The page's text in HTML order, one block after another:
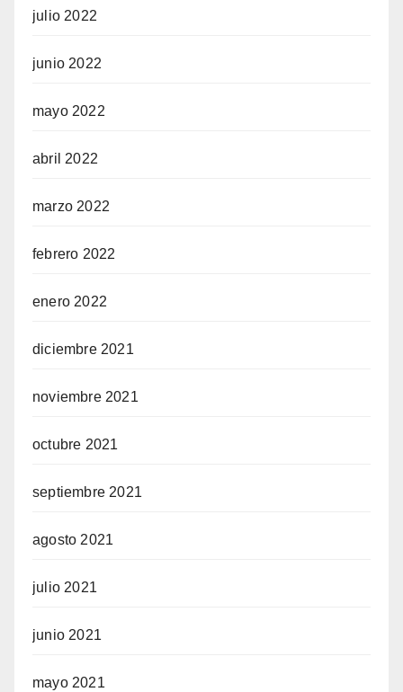
julio 2022
junio 2022
mayo 2022
abril 2022
marzo 2022
febrero 2022
enero 2022
diciembre 2021
noviembre 2021
octubre 2021
septiembre 2021
agosto 2021
julio 2021
junio 2021
mayo 2021